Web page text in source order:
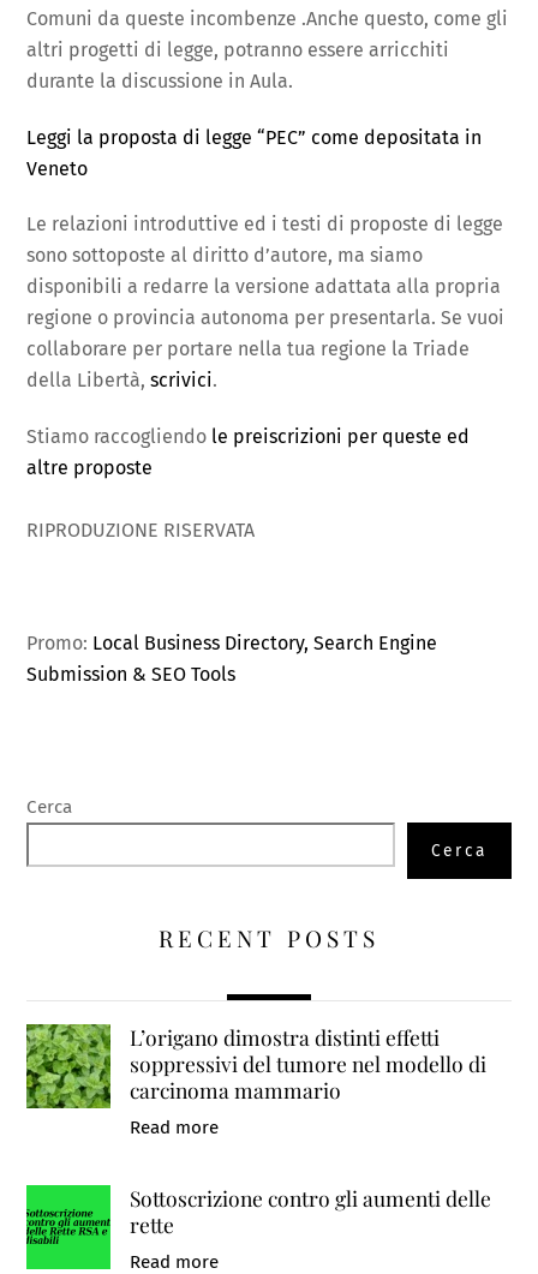
Comuni da queste incombenze .Anche questo, come gli
altri progetti di legge, potranno essere arricchiti
durante la discussione in Aula.
Leggi la proposta di legge “PEC” come depositata in
Veneto
Le relazioni introduttive ed i testi di proposte di legge
sono sottoposte al diritto d’autore, ma siamo
disponibili a redarre la versione adattata alla propria
regione o provincia autonoma per presentarla. Se vuoi
collaborare per portare nella tua regione la Triade
della Libertà,scrivici.
Stiamo raccogliendo le preiscrizioni per queste ed
altre proposte
RIPRODUZIONE RISERVATA
Promo: Local Business Directory, Search Engine
Submission & SEO Tools
Cerca
Cerca
RECENT POSTS
L’origano dimostra distinti effetti
soppressivi del tumore nel modello di
carcinoma mammario
Read more
Sottoscrizione contro gli aumenti delle
rette
Read more